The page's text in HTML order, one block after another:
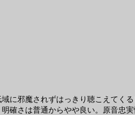
邪魔されずはっきり聴こえてく
さは普通からやや良い。原音忠